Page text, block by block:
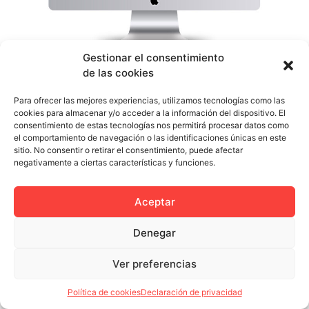
Gestionar el consentimiento
de las cookies
Para ofrecer las mejores experiencias, utilizamos tecnologías como las
cookies para almacenar y/o acceder a la información del dispositivo. El
consentimiento de estas tecnologías nos permitirá procesar datos como
el comportamiento de navegación o las identificaciones únicas en este
sitio. No consentir o retirar el consentimiento, puede afectar
negativamente a ciertas características y funciones.
Aceptar
Denegar
Ver preferencias
Política de cookiesDeclaración de privacidad
Segunda Planta necesitaba un tutorial para explicar la
mecánica de su acción para la campaña teaser de
Sumaideas de Andalucía Emprende, así que le
propusimos hacerlo de la manera más divertida y
llevadera para que todo le quedara cristalino a los
participantes. Contactamos con uno de nuestros
colaboradores y realizó este excelente videotutorial
Colectivo Miga © 2023